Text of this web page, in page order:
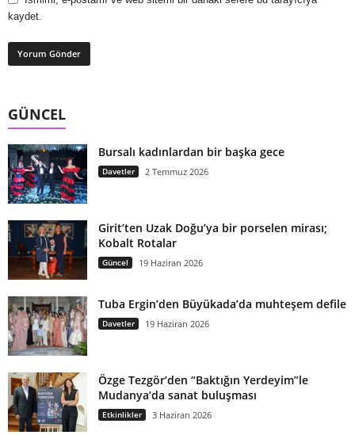
kaydet.
GÜNCEL
Bursalı kadınlardan bir başka gece
Davetler 2 Temmuz 2026
Girit’ten Uzak Doğu’ya bir porselen mirası;
Kobalt Rotalar
Güncel 19 Haziran 2026
Tuba Ergin’den Büyükada’da muhteşem defile
Davetler 19 Haziran 2026
Özge Tezgör’den “Baktığın Yerdeyim”le
Mudanya’da sanat buluşması
Etkinlikler 3 Haziran 2026